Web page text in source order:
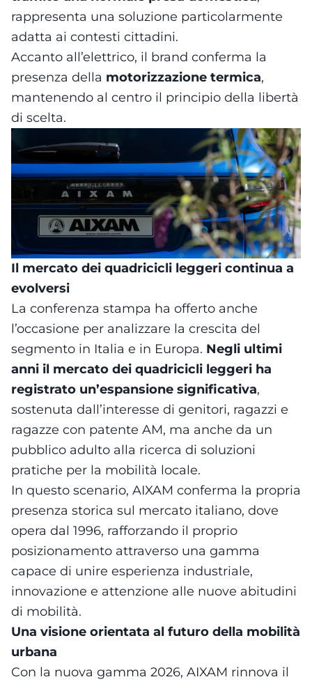
rappresenta una soluzione particolarmente
adatta ai contesti cittadini.
Accanto all’elettrico, il brand conferma la
presenza della motorizzazione termica,
mantenendo al centro il principio della libertà
di scelta.
Il mercato dei quadricicli leggeri continua a
evolversi
La conferenza stampa ha offerto anche
l’occasione per analizzare la crescita del
segmento in Italia e in Europa. Negli ultimi
anni il mercato dei quadricicli leggeri ha
registrato un’espansione significativa,
sostenuta dall’interesse di genitori, ragazzi e
ragazze con patente AM, ma anche da un
pubblico adulto alla ricerca di soluzioni
pratiche per la mobilità locale.
In questo scenario, AIXAM conferma la propria
presenza storica sul mercato italiano, dove
opera dal 1996, rafforzando il proprio
posizionamento attraverso una gamma
capace di unire esperienza industriale,
innovazione e attenzione alle nuove abitudini
di mobilità.
Una visione orientata al futuro della mobilità
urbana
Con la nuova gamma 2026, AIXAM rinnova il